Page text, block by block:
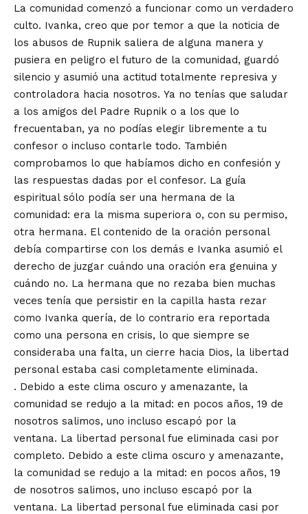
La comunidad comenzó a funcionar como un verdadero
culto. Ivanka, creo que por temor a que la noticia de
los abusos de Rupnik saliera de alguna manera y
pusiera en peligro el futuro de la comunidad, guardó
silencio y asumió una actitud totalmente represiva y
controladora hacia nosotros. Ya no tenías que saludar
a los amigos del Padre Rupnik o a los que lo
frecuentaban, ya no podías elegir libremente a tu
confesor o incluso contarle todo. También
comprobamos lo que habíamos dicho en confesión y
las respuestas dadas por el confesor. La guía
espiritual sólo podía ser una hermana de la
comunidad: era la misma superiora o, con su permiso,
otra hermana. El contenido de la oración personal
debía compartirse con los demás e Ivanka asumió el
derecho de juzgar cuándo una oración era genuina y
cuándo no. La hermana que no rezaba bien muchas
veces tenía que persistir en la capilla hasta rezar
como Ivanka quería, de lo contrario era reportada
como una persona en crisis, lo que siempre se
consideraba una falta, un cierre hacia Dios, la libertad
personal estaba casi completamente eliminada.
. Debido a este clima oscuro y amenazante, la
comunidad se redujo a la mitad: en pocos años, 19 de
nosotros salimos, uno incluso escapó por la
ventana. La libertad personal fue eliminada casi por
completo. Debido a este clima oscuro y amenazante,
la comunidad se redujo a la mitad: en pocos años, 19
de nosotros salimos, uno incluso escapó por la
ventana. La libertad personal fue eliminada casi por